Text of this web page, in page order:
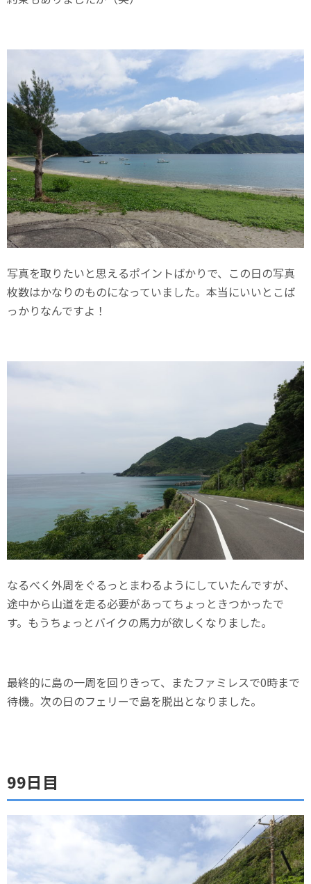
写真を取りたいと思えるポイントばかりで、この日の写真
枚数はかなりのものになっていました。本当にいいとこば
っかりなんですよ！
なるべく外周をぐるっとまわるようにしていたんですが、
途中から山道を走る必要があってちょっときつかったで
す。もうちょっとバイクの馬力が欲しくなりました。
最終的に島の一周を回りきって、またファミレスで0時まで
待機。次の日のフェリーで島を脱出となりました。
99日目